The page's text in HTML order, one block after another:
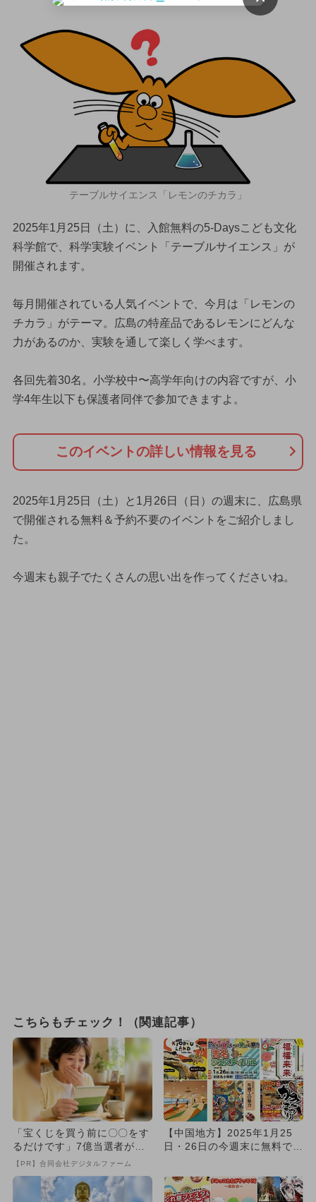
テーブルサイエンス「レモンのチカラ」
2025年1月25日（土）に、入館無料の5-Daysこども文化
科学館で、科学実験イベント「テーブルサイエンス」が
開催されます。
毎月開催されている人気イベントで、今月は「レモンの
チカラ」がテーマ。広島の特産品であるレモンにどんな
力があるのか、実験を通して楽しく学べます。
各回先着30名。小学校中〜高学年向けの内容ですが、小
学4年生以下も保護者同伴で参加できますよ。
このイベントの詳しい情報を見る
2025年1月25日（土）と1月26日（日）の週末に、広島県
で開催される無料＆予約不要のイベントをご紹介しまし
た。
今週末も親子でたくさんの思い出を作ってくださいね。
こちらもチェック！（関連記事）
「宝くじを買う前に〇〇をす
るだけです」7億当選者が続
出
【PR】合同会社デジタルファーム
【中国地方】2025年1月25
日・26日の今週末に無料で楽